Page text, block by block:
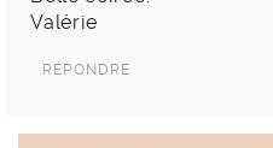
Valérie
RÉPONDRE